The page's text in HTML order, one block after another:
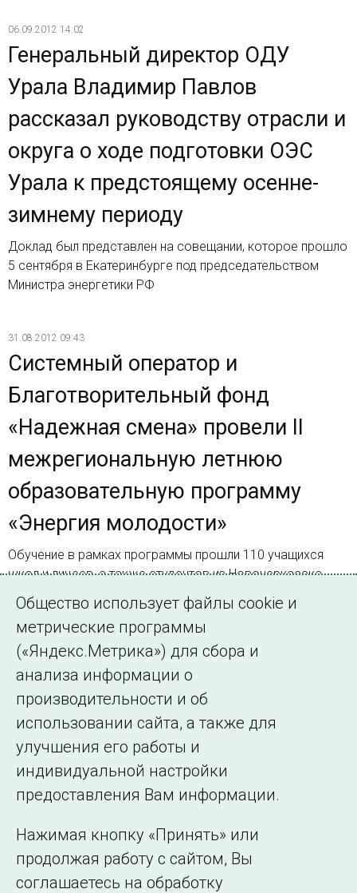
06.09.2012 14:02
Генеральный директор ОДУ
Урала Владимир Павлов
рассказал руководству отрасли и
округа о ходе подготовки ОЭС
Урала к предстоящему осенне-
зимнему периоду
Доклад был представлен на совещании, которое прошло
5 сентября в Екатеринбурге под председательством
Министра энергетики РФ
31.08.2012 09:43
Системный оператор и
Благотворительный фонд
«Надежная смена» провели II
межрегиональную летнюю
образовательную программу
«Энергия молодости»
Обучение в рамках программы прошли 110 учащихся
школ и лицеев, а также студентов из Новочеркасска,
Пятигорска, Ставрополя, Томска, Екатеринбурга и
Самары
Страница 2 из 4.
Назад 1 2 3 4 Далее
©2005–2026 АО «СО ЕЭС»
Филиалы и
представительства
образовательной
организации
Общество использует файлы cookie и
метрические программы
(«Яндекс.Метрика») для сбора и
анализа информации о
производительности и об
использовании сайта, а также для
улучшения его работы и
индивидуальной настройки
предоставления Вам информации.
Нажимая кнопку «Принять» или
продолжая работу с сайтом, Вы
соглашаетесь на обработку